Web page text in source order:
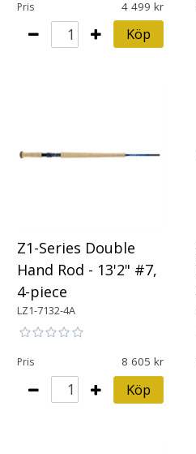
Pris 4 499
Köp
Z1-Series Double
Hand Rod - 13'2" #7,
4-piece
LZ1-7132-4A
Pris 8 605
Köp